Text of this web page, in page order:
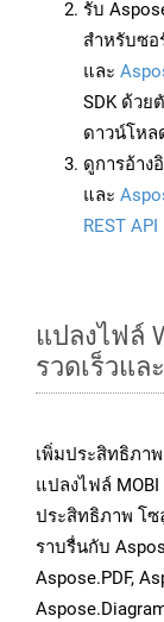
รับ
สำหรับซอ
และ
SDK ด้วย
ดาวน์โหล
ดูการอ้าง
และ
REST API
แปลงไฟล์
รวดเร็วแล
เพิ่มประสิทธิภา
แปลงไฟล์
ประสิทธิภาพ โซ
ราบรื่นกับ
Aspose.PDF,